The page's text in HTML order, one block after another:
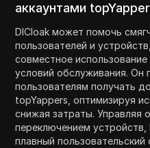
аккаунтами
DICloak может помочь
пользователей и
совместное
условий обслуживания. Он
пользователям получать
topYappers, оптимизируя
снижая затраты.
переключением устройств,
плавный